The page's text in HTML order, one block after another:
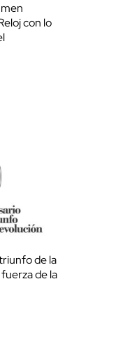
con lo
de la
de la